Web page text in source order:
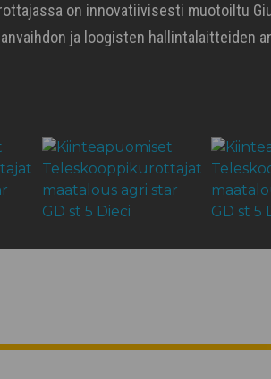
on innovatiivisesti muotoiltu
ja loogisten hallintalaitteiden